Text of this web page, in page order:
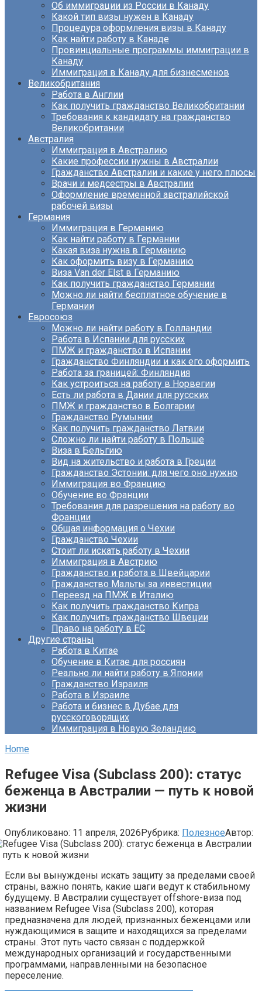
Об иммиграции из России в Канаду
Какой тип визы нужен в Канаду
Процедура оформления визы в Канаду
Как найти работу в Канаде
Провинциальные программы иммиграции в
Канаду
Иммиграция в Канаду для бизнесменов
Великобритания
Работа в Англии
Как получить гражданство Великобритании
Требования к кандидату на гражданство
Великобритании
Австралия
Иммиграция в Австралию
Какие профессии нужны в Австралии
Гражданство Австралии и какие у него плюсы
Врачи и медсестры в Австралии
Оформление временной австралийской
рабочей визы
Германия
Иммиграция в Германию
Как найти работу в Германии
Какая виза нужна в Германию
Как оформить визу в Германию
Виза Van der Elst в Германию
Как получить гражданство Германии
Можно ли найти бесплатное обучение в
Германии
Евросоюз
Можно ли найти работу в Голландии
Работа в Испании для русских
ПМЖ и гражданство в Испании
Гражданство Финляндии и как его оформить
Работа за границей: Финляндия
Как устроиться на работу в Норвегии
Есть ли работа в Дании для русских
ПМЖ и гражданство в Болгарии
Гражданство Румынии
Как получить гражданство Латвии
Сложно ли найти работу в Польше
Виза в Бельгию
Вид на жительство и работа в Греции
Гражданство Эстонии: для чего оно нужно
Иммиграция во Францию
Обучение во Франции
Требования для разрешения на работу во
Франции
Общая информация о Чехии
Гражданство Чехии
Стоит ли искать работу в Чехии
Иммиграция в Австрию
Гражданство и работа в Швейцарии
Гражданство Мальты за инвестиции
Переезд на ПМЖ в Италию
Как получить гражданство Кипра
Как получить гражданство Швеции
Право на работу в ЕС
Другие страны
Работа в Китае
Обучение в Китае для россиян
Реально ли найти работу в Японии
Гражданство Израиля
Работа в Израиле
Работа и бизнес в Дубае для
русскоговорящих
Иммиграция в Новую Зеландию
Home
Refugee Visa (Subclass 200): статус
беженца в Австралии — путь к новой
жизни
Опубликовано: 11 апреля, 2026Рубрика: ПолезноеАвтор:
Если вы вынуждены искать защиту за пределами своей
страны, важно понять, какие шаги ведут к стабильному
будущему. В Австралии существует offshore-виза под
названием Refugee Visa (Subclass 200), которая
предназначена для людей, признанных беженцами или
нуждающимися в защите и находящихся за пределами
страны. Этот путь часто связан с поддержкой
международных организаций и государственными
программами, направленными на безопасное
переселение.